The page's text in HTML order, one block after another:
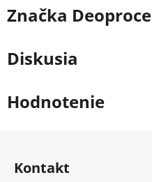
Značka Deoproce
Diskusia
Hodnotenie
Kontakt